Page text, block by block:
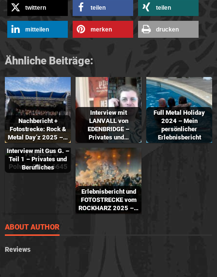
twittern teilen teilen
mitteilen merken drucken
Ähnliche Beiträge:
Nachbericht +
Fotostrecke: Rock &
Metal Day’z 2025 –…
Interview mit
LANVALL von
EDENBRIDGE –
Privates und…
Full Metal Holiday
2024 – Mein
persönlicher
Erlebnisbericht
Interview mit Gus G. –
Teil 1 – Privates und
Berufliches
Erlebnisbericht und
FOTOSTRECKE vom
ROCKHARZ 2025 –…
ABOUT AUTHOR
Reviews